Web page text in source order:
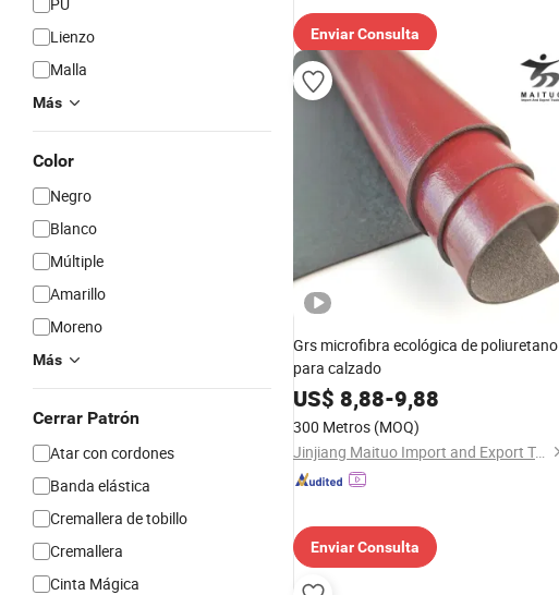
Lienzo
Malla
Más
Color
Negro
Blanco
Múltiple
Amarillo
Moreno
Más
Cerrar Patrón
Atar con cordones
Banda elástica
Cremallera de tobillo
Cremallera
Cinta Mágica
Enviar Consulta
Grs microfibra ecológica de poliuretano
para calzado
US$ 8,88-9,88
300 Metros (MOQ)
Jinjiang Maituo Import and Export Trading Co., Ltd.
Enviar Consulta